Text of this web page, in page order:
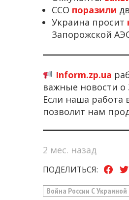
ССО поразили
Украина просит
Запорожской
Inform.zp.ua
важные новости о
Если наша
позволит нам
2 мес. назад
ПОДЕЛИТЬСЯ:
Война России С Украиной